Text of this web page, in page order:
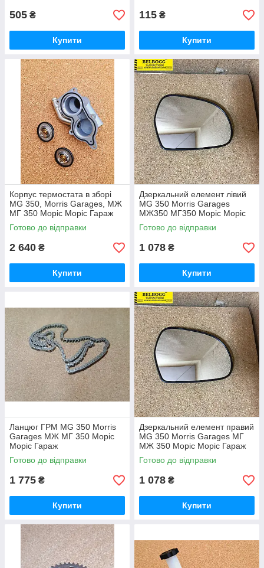
505 ₴
Купити
115 ₴
Купити
Корпус термостата в зборі
MG 350, Morris Garages, МЖ
МГ 350 Моріс Моріс Гараж
Готово до відправки
2 640 ₴
Купити
Дзеркальний елемент лівий
MG 350 Morris Garages
МЖ350 МГ350 Моріс Моріс
Гараж
Готово до відправки
1 078 ₴
Купити
Ланцюг ГРМ MG 350 Morris
Garages МЖ МГ 350 Моріс
Моріс Гараж
Готово до відправки
1 775 ₴
Купити
Дзеркальний елемент правий
MG 350 Morris Garages МГ
МЖ 350 Моріс Моріс Гараж
Готово до відправки
1 078 ₴
Купити